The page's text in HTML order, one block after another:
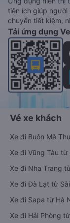
tiện ích giúp người
chuyển tiết kiệm,
Tải ứng dụng
Vé xe khách
Xe đi Buôn Mê
Xe đi Vũng Tàu từ
Xe đi Nha Trang
Xe đi Đà Lạt từ
Xe đi Sapa từ Hà
Xe đi Hải Phòng